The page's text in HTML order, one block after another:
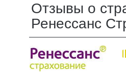
Отзывы о
Ренессанс